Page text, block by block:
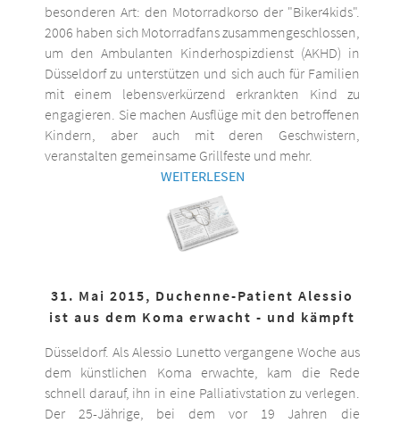
besonderen Art: den Motorradkorso der "Biker4kids".
2006 haben sich Motorradfans zusammengeschlossen,
um den Ambulanten Kinderhospizdienst (AKHD) in
Düsseldorf zu unterstützen und sich auch für Familien
mit einem lebensverkürzend erkrankten Kind zu
engagieren. Sie machen Ausflüge mit den betroffenen
Kindern, aber auch mit deren Geschwistern,
veranstalten gemeinsame Grillfeste und mehr.
WEITERLESEN
31. Mai 2015, Duchenne-Patient Alessio
ist aus dem Koma erwacht - und kämpft
Düsseldorf. Als Alessio Lunetto vergangene Woche aus
dem künstlichen Koma erwachte, kam die Rede
schnell darauf, ihn in eine Palliativstation zu verlegen.
Der 25-Jährige, bei dem vor 19 Jahren die